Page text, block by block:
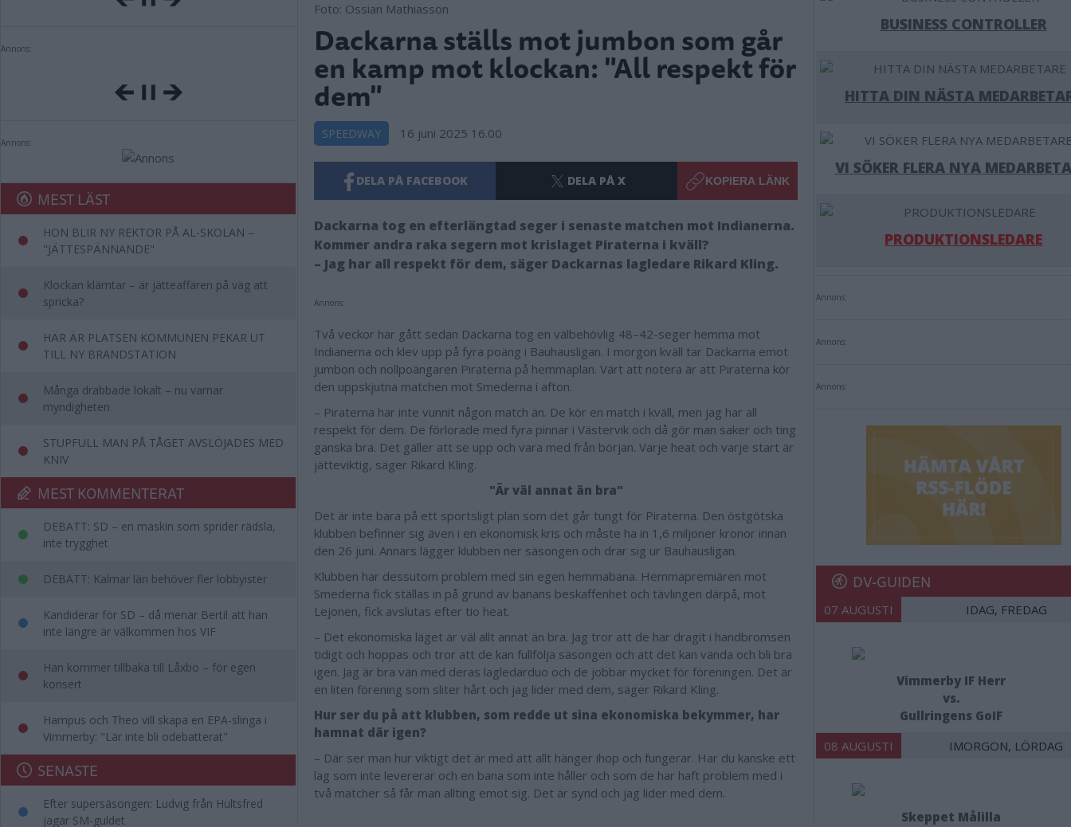
Annons:
Annons:
MEST LÄST
HON BLIR NY REKTOR PÅ AL-SKOLAN –
"JÄTTESPÄNNANDE"
Klockan klämtar – är jätteaffären på väg att
spricka?
HÄR ÄR PLATSEN KOMMUNEN PEKAR UT
TILL NY BRANDSTATION
Många drabbade lokalt – nu varnar
myndigheten
STUPFULL MAN PÅ TÅGET AVSLÖJADES MED
KNIV
MEST KOMMENTERAT
DEBATT: SD – en maskin som sprider rädsla,
inte trygghet
DEBATT: Kalmar län behöver fler lobbyister
Kandiderar för SD – då menar Bertil att han
inte längre är välkommen hos VIF
Han kommer tillbaka till Låxbo – för egen
konsert
Hampus och Theo vill skapa en EPA-slinga i
Vimmerby: "Lär inte bli odebatterat"
SENASTE
Efter supersäsongen: Ludvig från Hultsfred
jagar SM-guldet
Foto: Ossian Mathiasson
Dackarna ställs mot jumbon som går
en kamp mot klockan: "All respekt för
dem"
SPEEDWAY 16 juni 2025 16.00
DELA PÅ FACEBOOK DELA PÅ X KOPIERA LÄNK
Dackarna tog en efterlängtad seger i senaste matchen mot Indianerna.
Kommer andra raka segern mot krislaget Piraterna i kväll?
– Jag har all respekt för dem, säger Dackarnas lagledare Rikard Kling.
Annons:
Två veckor har gått sedan Dackarna tog en välbehövlig 48–42-seger hemma mot
Indianerna och klev upp på fyra poäng i Bauhausligan. I morgon kväll tar Dackarna emot
jumbon och nollpoängaren Piraterna på hemmaplan. Värt att notera är att Piraterna kör
den uppskjutna matchen mot Smederna i afton.
– Piraterna har inte vunnit någon match än. De kör en match i kväll, men jag har all
respekt för dem. De förlorade med fyra pinnar i Västervik och då gör man saker och ting
ganska bra. Det gäller att se upp och vara med från början. Varje heat och varje start är
jätteviktig, säger Rikard Kling.
"Är väl annat än bra"
Det är inte bara på ett sportsligt plan som det går tungt för Piraterna. Den östgötska
klubben befinner sig även i en ekonomisk kris och måste ha in 1,6 miljoner kronor innan
den 26 juni. Annars lägger klubben ner säsongen och drar sig ur Bauhausligan.
Klubben har dessutom problem med sin egen hemmabana. Hemmapremiären mot
Smederna fick ställas in på grund av banans beskaffenhet och tävlingen därpå, mot
Lejonen, fick avslutas efter tio heat.
– Det ekonomiska läget är väl allt annat än bra. Jag tror att de har dragit i handbromsen
tidigt och hoppas och tror att de kan fullfölja säsongen och att det kan vända och bli bra
igen. Jag är bra vän med deras lagledarduo och de jobbar mycket för föreningen. Det är
en liten förening som sliter hårt och jag lider med dem, säger Rikard Kling.
Hur ser du på att klubben, som redde ut sina ekonomiska bekymmer, har
hamnat där igen?
– Där ser man hur viktigt det är med att allt hänger ihop och fungerar. Har du kanske ett
lag som inte levererar och en bana som inte håller och som de har haft problem med i
två matcher så får man allting emot sig. Det är synd och jag lider med dem.
BUSINESS CONTROLLER
HITTA DIN NÄSTA
VI SÖKER FLERA NYA
PRODUKTIONSLEDARE
Annons:
Annons:
Annons:
DV-GUIDEN
07 AUGUSTI IDAG, FREDAG
Vimmerby IF Herr
vs.
Gullringens GoIF
08 AUGUSTI IMORGON, LÖRDAG
Skeppet Målilla